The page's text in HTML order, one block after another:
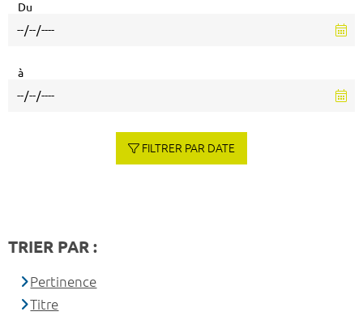
Du
à
FILTRER PAR DATE
TRIER PAR :
Pertinence
Titre